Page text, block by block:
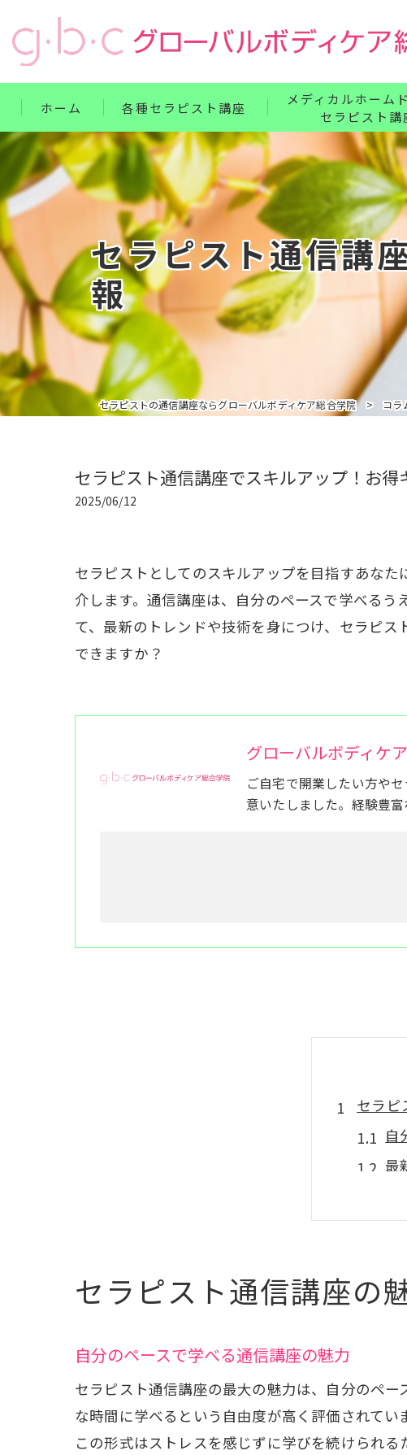
ホーム 各種セラピスト講座
リンパ・ボディケア整体コース
フェイス・ヘッド・耳つぼコース
ハンドコース
フットコース
ベビー・腸もみコース
セット講座
メディカルホーム
セラピスト講
セット講座
ホームドクター講座につ
セラピスト通信講
報
セラピストの通信講座ならグローバルボディケア総合学院 コラ
セラピスト通信講座でスキルアップ！お得
2025/06/12
セラピストとしてのスキルアップを目指すあな
介します。通信講座は、自分のペースで学べる
て、最新のトレンドや技術を身につけ、セラピ
できますか？
グローバルボディケ
ご自宅で開業したい方や
意いたしました。経験豊
セラピ
自
最
業
効
公
セラピスト通信講座の
自分のペースで学べる通信講座の魅力
セラピスト通信講座の最大の魅力は、自分のペ
な時間に学べるという自由度が高く評価されてい
この形式はストレスを感じずに学びを続けられ